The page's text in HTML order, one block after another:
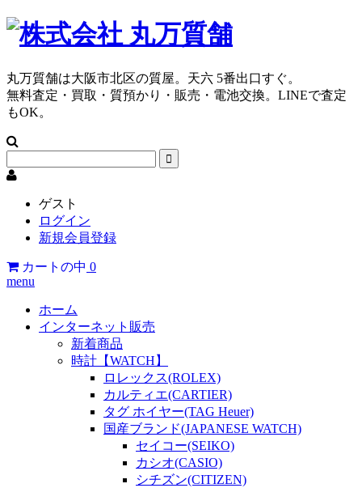
丸万質舗は大阪市北区の質屋。天六 5番出口すぐ。
無料査定・買取・質預かり・販売・電池交換。LINEで査定
もOK。
ゲスト
ログイン
新規会員登録
カートの中 0
menu
ホーム
インターネット販売
新着商品
時計【WATCH】
ロレックス(ROLEX)
カルティエ(CARTIER)
タグ ホイヤー(TAG Heuer)
国産ブランド(JAPANESE WATCH)
セイコー(SEIKO)
カシオ(CASIO)
シチズン(CITIZEN)